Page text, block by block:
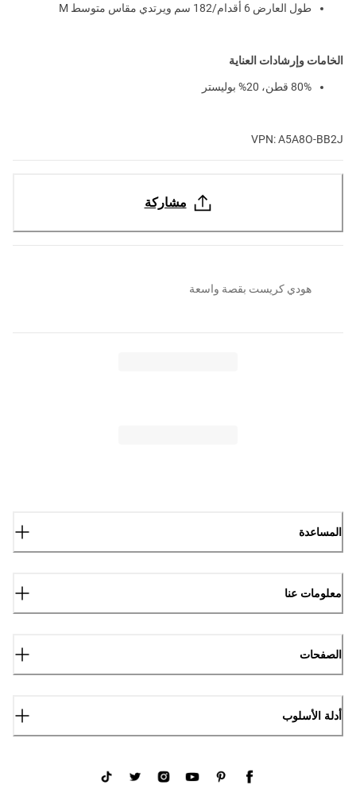
طول العارض 6 أقدام/182 سم ويرتدي مقاس متوسط M
الخامات وإرشادات العناية
80% قطن، 20% بوليستر
VPN: A5A8O-BB2J
مشاركة
هودي كريست بقصة واسعة
المساعدة
معلومات عنا
الصفحات
أدلة الأسلوب